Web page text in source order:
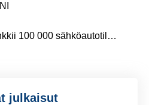
000 sähköautotilauksen Saudi-Arabiasta
julkaisut